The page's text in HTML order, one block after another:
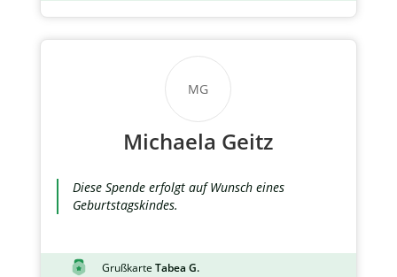
MG
Michaela Geitz
Diese Spende erfolgt auf Wunsch eines
Geburtstagskindes.
Grußkarte Tabea G.